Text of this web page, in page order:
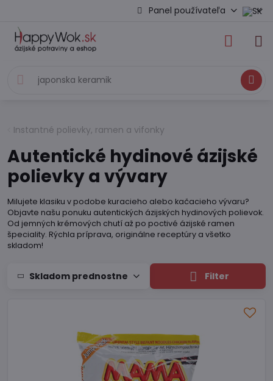
Panel používateľa
Hľadať
Instantné polievky, ramen a vifonky
Autentické hydinové ázijské
polievky a vývary
Milujete klasiku v podobe kuracieho alebo kačacieho vývaru?
Objavte našu ponuku autentických ázijských hydinových polievok.
Od jemných krémových chutí až po poctivé ázijské ramen
špeciality. Rýchla príprava, originálne receptúry a všetko
skladom!
Skladom prednostne Filter